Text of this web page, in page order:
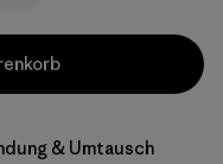
& Umtausch